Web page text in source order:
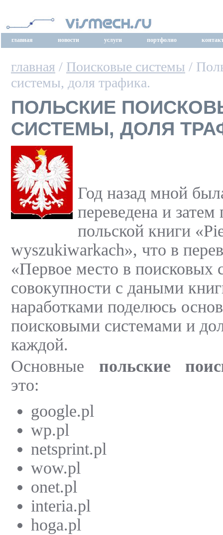
главная новости услуги портфолио
главная / Поисковые системы /
системы, доля трафика.
ПОЛЬСКИЕ
СИСТЕМЫ, ДОЛЯ
Год назад мной
переведена и затем
польской книги
wyszukiwarkach», что в
«Первое место в поисковых
совокупности с даными
наработками поделюсь
поисковыми системами и
каждой.
Основные польские
это:
google.pl
wp.pl
netsprint.pl
wow.pl
onet.pl
interia.pl
hoga.pl